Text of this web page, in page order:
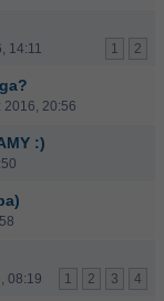
1 2
14:11
2016, 20:56
:)
1 2 3 4
08:19